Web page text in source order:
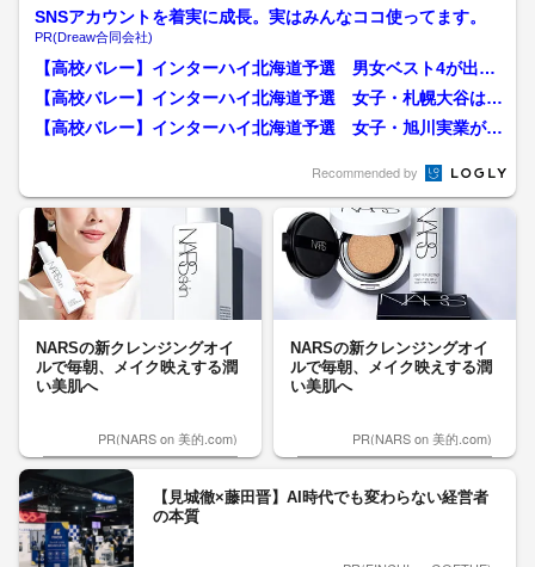
SNSアカウントを着実に成長。実はみんなココ使ってます。
PR(Dreaw合同会社)
【高校バレー】インターハイ北海道予選 男女ベスト4が出そ
ろう 北海道科学大高が前...
【高校バレー】インターハイ北海道予選 女子・札幌大谷は悔
しい準優勝で連覇ならず ...
【高校バレー】インターハイ北海道予選 女子・旭川実業が3
Recommended by
NARSの新クレンジングオイ
ルで毎朝、メイク映えする潤
い美肌へ
PR(NARS on 美的.com)
NARSの新クレンジングオイ
ルで毎朝、メイク映えする潤
い美肌へ
PR(NARS on 美的.com)
【見城徹×藤田晋】AI時代でも変わらない経営者
の本質